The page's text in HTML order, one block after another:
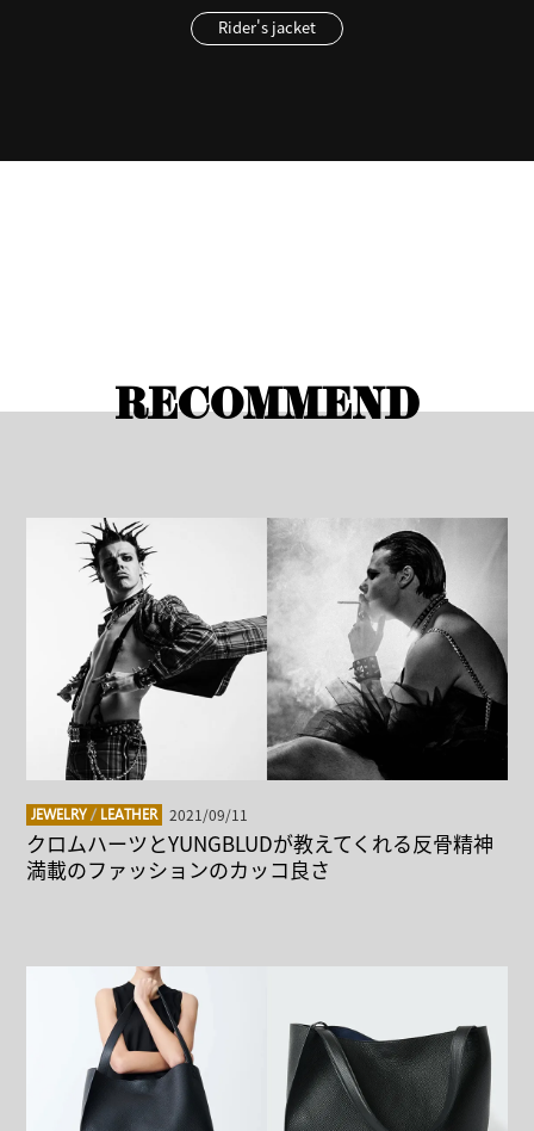
Rider's jacket
RECOMMEND
JEWELRY / LEATHER 2021/09/11
クロムハーツとYUNGBLUDが教えてくれる反骨精神
満載のファッションのカッコ良さ